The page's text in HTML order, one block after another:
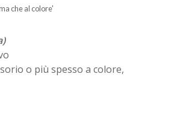
che al colore'
o più spesso a colore,